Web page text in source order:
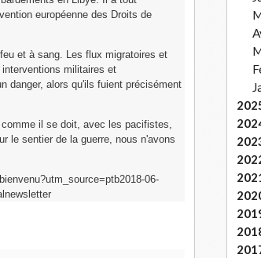
européenne des Droits de
et à sang. Les flux migratoires et
militaires et
danger, alors qu'ils fuient précisément
il se doit, avec les pacifistes,
le sentier de la guerre, nous n'avons
06-